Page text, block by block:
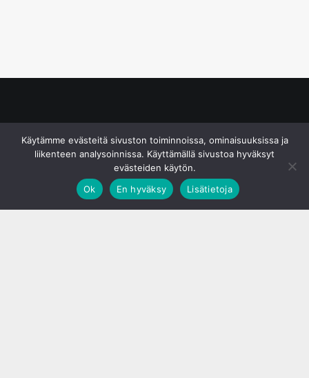
Käytämme evästeitä sivuston toiminnoissa, ominaisuuksissa ja
liikenteen analysoinnissa. Käyttämällä sivustoa hyväksyt
evästeiden käytön.
Ok
En hyväksy Lisätietoja